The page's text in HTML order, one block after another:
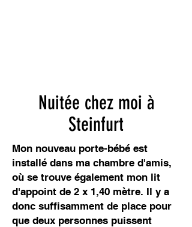
Nuitée chez moi à
Steinfurt
Mon nouveau porte-bébé est
installé dans ma chambre d'amis,
où se trouve également mon lit
d'appoint de 2 x 1,40 mètre. Il y a
donc suffisamment de place pour
que deux personnes puissent